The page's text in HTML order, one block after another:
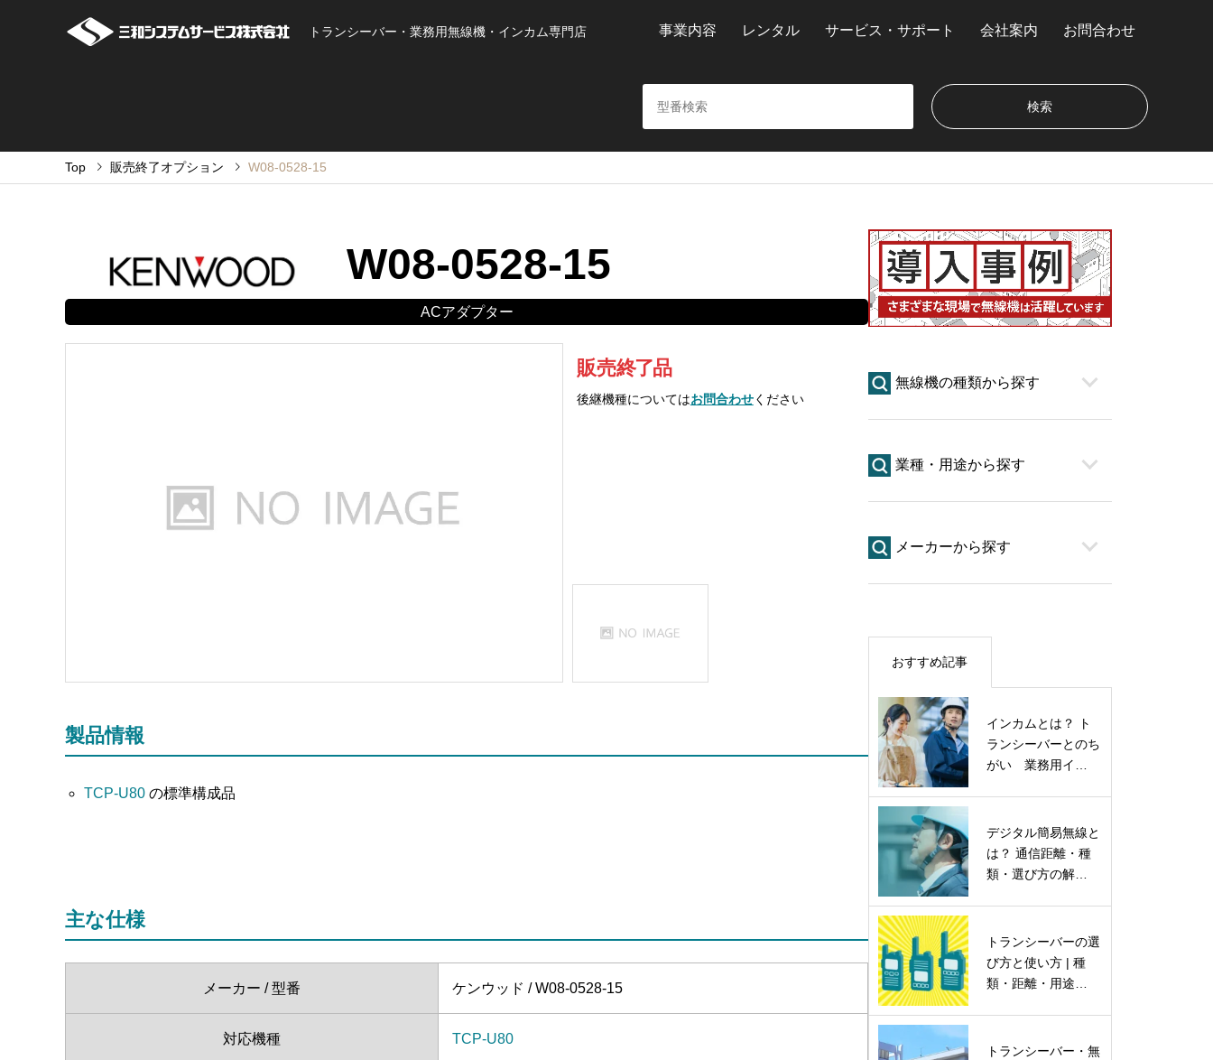
トランシーバー・業務用無線機・インカム専門店 事業内容 レンタル サービス・サポート 会社案内 お問合わせ
Top 販売終了オプション W08-0528-15
W08-0528-15
ACアダプター
販売終了品
後継機種についてはお問合わせください
製品情報
TCP-U80の標準構成品
主な仕様
メーカー / 型番 ケンウッド / W08-0528-15
対応機種 TCP-U80
無線機の種類から探す
業種・用途から探す
メーカーから探す
おすすめ記事
インカムとは？ ト
ランシーバーとのち
がい 業務用イ…
デジタル簡易無線と
は？ 通信距離・種
類・選び方の解…
トランシーバーの選
び方と使い方 | 種
類・距離・用途…
トランシーバー・無